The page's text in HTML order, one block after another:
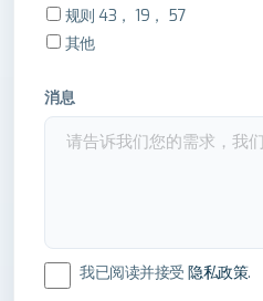
规则 43， 19， 57
其他
消息
我已阅读并接受隐私政策.